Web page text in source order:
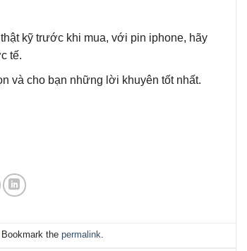
kỹ trước khi mua, với pin iphone, hãy
tế.
và cho bạn những lời khuyên tốt nhất.
the permalink.